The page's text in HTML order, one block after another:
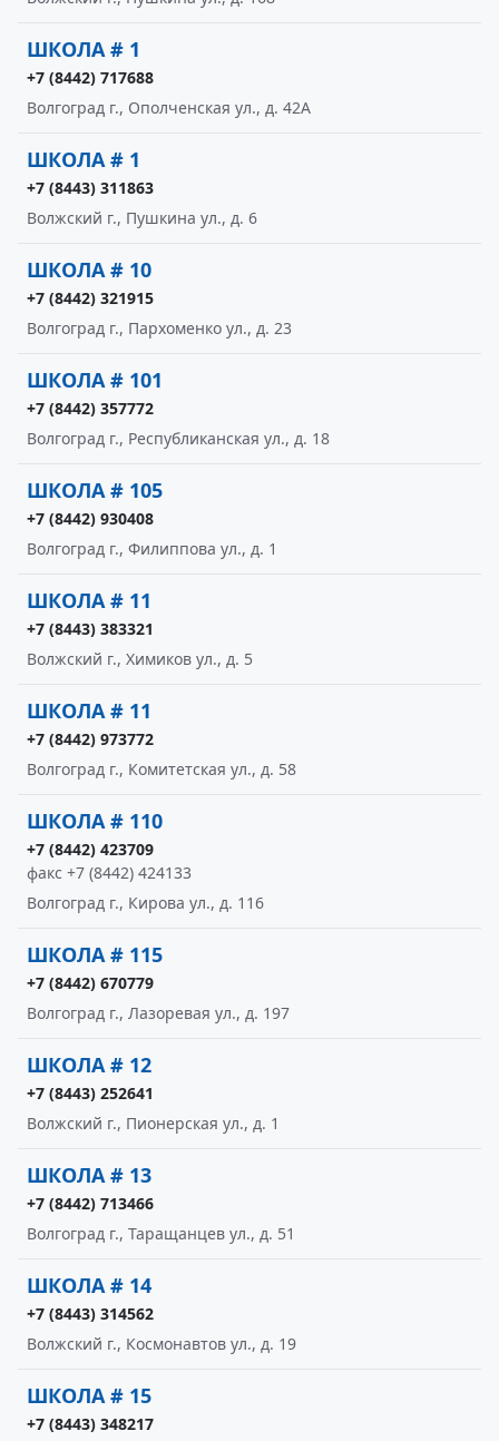
ШКОЛА # 1
+7 (8442) 717688
Волгоград г., Ополченская ул., д. 42А
ШКОЛА # 1
+7 (8443) 311863
Волжский г., Пушкина ул., д. 6
ШКОЛА # 10
+7 (8442) 321915
Волгоград г., Пархоменко ул., д. 23
ШКОЛА # 101
+7 (8442) 357772
Волгоград г., Республиканская ул., д. 18
ШКОЛА # 105
+7 (8442) 930408
Волгоград г., Филиппова ул., д. 1
ШКОЛА # 11
+7 (8443) 383321
Волжский г., Химиков ул., д. 5
ШКОЛА # 11
+7 (8442) 973772
Волгоград г., Комитетская ул., д. 58
ШКОЛА # 110
+7 (8442) 423709
факс +7 (8442) 424133
Волгоград г., Кирова ул., д. 116
ШКОЛА # 115
+7 (8442) 670779
Волгоград г., Лазоревая ул., д. 197
ШКОЛА # 12
+7 (8443) 252641
Волжский г., Пионерская ул., д. 1
ШКОЛА # 13
+7 (8442) 713466
Волгоград г., Таращанцев ул., д. 51
ШКОЛА # 14
+7 (8443) 314562
Волжский г., Космонавтов ул., д. 19
ШКОЛА # 15
+7 (8443) 348217